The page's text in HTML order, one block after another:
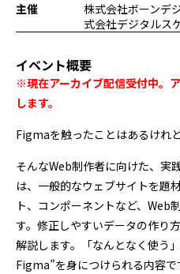
主催
株式会社ボーンデ
式会社デジタルス
イベント概要
※現在アーカイブ配信受付中。
します。
Figmaを触ったことはあるけ
そんなWeb制作者に向けた、実
は、一般的なウェブサイトを題
ト、コンポーネントなど、Web
す。修正しやすいデータの作り
解説します。「なんとなく使う
Figma”を身につけられる内容で